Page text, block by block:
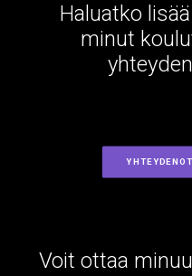
Haluatko
minut
Voit ottaa